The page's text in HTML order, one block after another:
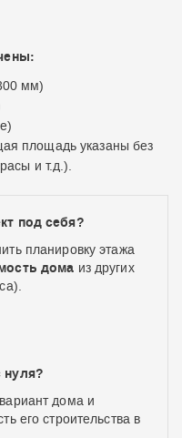
мм)
площадь указаны без
и т.д.).
под себя?
планировку этажа
дома из других
нуля?
дома и
его строительства в